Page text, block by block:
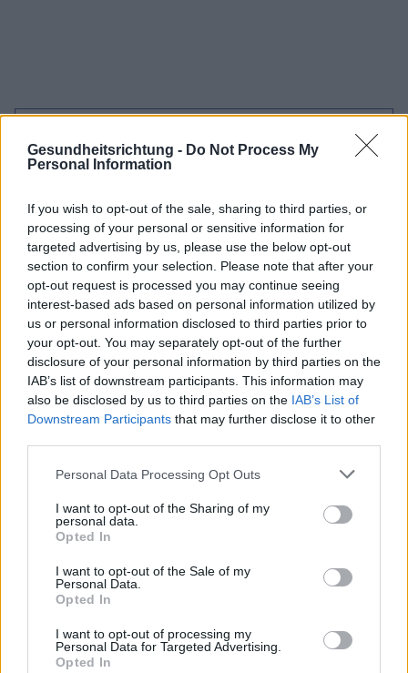
Gesundheitsrichtung - Do Not Process My
Personal Information
If you wish to opt-out of the sale, sharing to third parties, or
processing of your personal or sensitive information for
targeted advertising by us, please use the below opt-out
section to confirm your selection. Please note that after your
opt-out request is processed you may continue seeing
interest-based ads based on personal information utilized by
us or personal information disclosed to third parties prior to
your opt-out. You may separately opt-out of the further
disclosure of your personal information by third parties on the
IAB’s list of downstream participants. This information may
also be disclosed by us to third parties on the IAB’s List of
Downstream Participants that may further disclose it to other
Please note that this website/app uses one or more Google
not limited to your visit or usage behaviour. You may click to
grant or deny consent to Google and its third-party tags to
use your data for below specified purposes in below Google
consent section.
Personal Data Processing Opt Outs
I want to opt-out of the Sharing of my
personal data.
Opted In
I want to opt-out of the Sale of my
Personal Data.
Opted In
I want to opt-out of processing my
Personal Data for Targeted Advertising.
Opted In
Folgen Sie uns auf
News
ZUGEHÖRIG
Themen Ausgleichsplattform Funktionstests Saldo
Ungleichgewichte
Sehen Sie es auch auf english español français
polskim
Quellen
[1] A. Wareńczak-Wysocka: Beurteilung des Gleichgewichts im
Lichte klinischer und posturographischer Untersuchungen bei
Patienten nach einer Hüftendoprothese. Dissertation. Poznań
Schwindels und der Gleichgewichtsstörungen. "Forum
Medycyny Rodzinnej" 2010, Bd. 4, Nr. 5, S. 356-365. [3] T.
einer Gleichgewichtsplattform - Bewertung der
Reproduzierbarkeit der Methode. "Gerontologia Polska", Bd. 14,
Nr. 1, S. 144-148. [4] Methode zur Beurteilung des Zustands des